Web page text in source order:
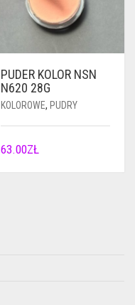
PUDER KOLOR NSN
N620 28G
KOLOROWE, PUDRY
63.00ZŁ